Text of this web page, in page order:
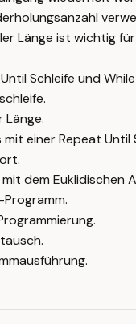
Länge ist wichtig
Schleife und
Länge.
einer Repeat Until
dem Euklidischen